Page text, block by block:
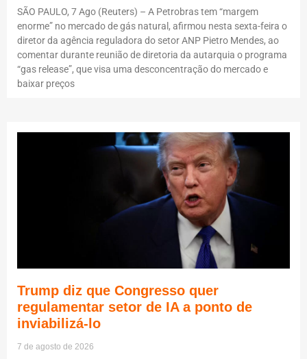
SÃO PAULO, 7 Ago (Reuters) – A Petrobras tem “margem
enorme” no mercado de gás natural, afirmou nesta sexta-feira o
diretor da agência reguladora do setor ANP Pietro Mendes, ao
comentar durante reunião de diretoria da autarquia o programa
“gas release”, que visa uma desconcentração do mercado e
baixar preços
Trump diz que Congresso quer
regulamentar setor de IA a ponto de
inviabilizá-lo
7 de agosto de 2026